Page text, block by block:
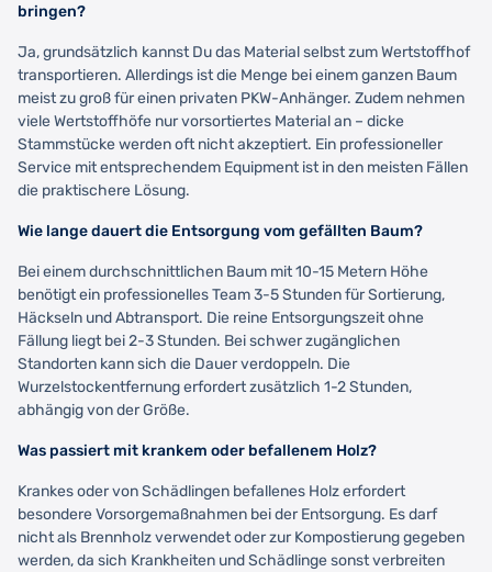
bringen?
Ja, grundsätzlich kannst Du das Material selbst zum Wertstoffhof
transportieren. Allerdings ist die Menge bei einem ganzen Baum
meist zu groß für einen privaten PKW-Anhänger. Zudem nehmen
viele Wertstoffhöfe nur vorsortiertes Material an – dicke
Stammstücke werden oft nicht akzeptiert. Ein professioneller
Service mit entsprechendem Equipment ist in den meisten Fällen
die praktischere Lösung.
Wie lange dauert die Entsorgung vom gefällten Baum?
Bei einem durchschnittlichen Baum mit 10-15 Metern Höhe
benötigt ein professionelles Team 3-5 Stunden für Sortierung,
Häckseln und Abtransport. Die reine Entsorgungszeit ohne
Fällung liegt bei 2-3 Stunden. Bei schwer zugänglichen
Standorten kann sich die Dauer verdoppeln. Die
Wurzelstockentfernung erfordert zusätzlich 1-2 Stunden,
abhängig von der Größe.
Was passiert mit krankem oder befallenem Holz?
Krankes oder von Schädlingen befallenes Holz erfordert
besondere Vorsorgemaßnahmen bei der Entsorgung. Es darf
nicht als Brennholz verwendet oder zur Kompostierung gegeben
werden, da sich Krankheiten und Schädlinge sonst verbreiten